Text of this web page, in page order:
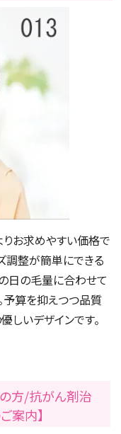
りお求めやすい価格で
調整が簡単にできる
日の毛量に合わせて
予算を抑えつつ品質
しいデザインです。
方/抗がん剤治
案内】